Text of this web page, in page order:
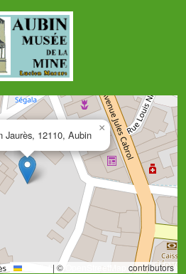
Jaurès, 12110, Aubin
×
| © contributors